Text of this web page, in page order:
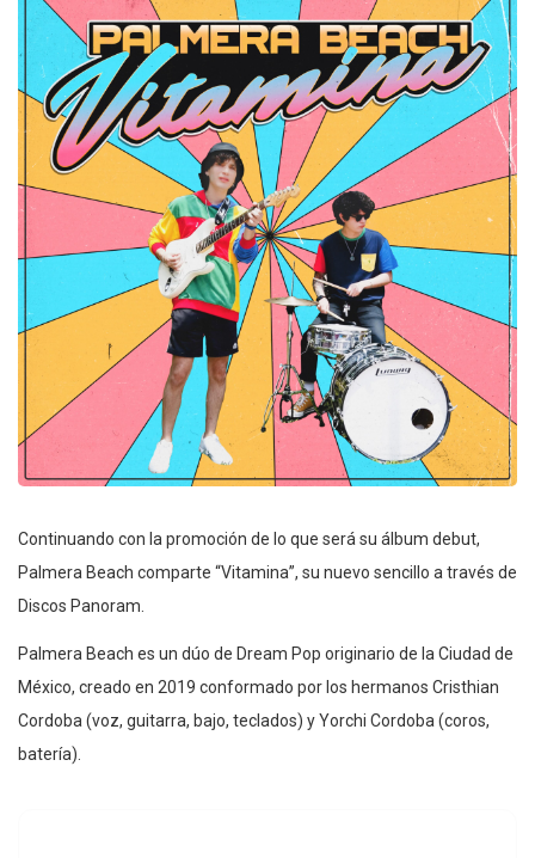
Continuando con la promoción de lo que será su álbum debut,
Palmera Beach comparte “Vitamina”, su nuevo sencillo a través de
Discos Panoram.
Palmera Beach es un dúo de Dream Pop originario de la Ciudad de
México, creado en 2019 conformado por los hermanos Cristhian
Cordoba (voz, guitarra, bajo, teclados) y Yorchi Cordoba (coros,
batería).